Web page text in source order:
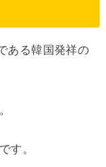
ある韓国発祥の
す。